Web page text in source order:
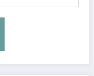
komentarzy.